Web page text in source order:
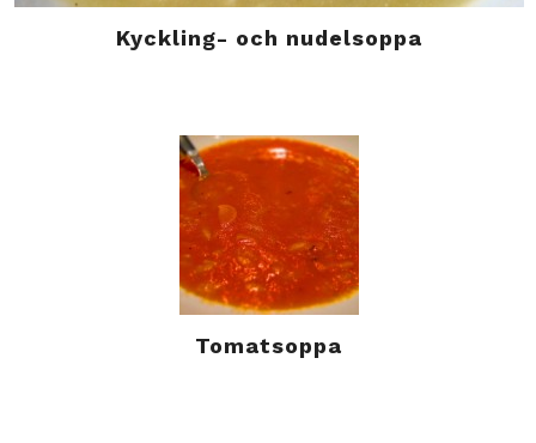
Kyckling- och nudelsoppa
Tomatsoppa